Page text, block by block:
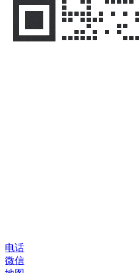
电话
微信